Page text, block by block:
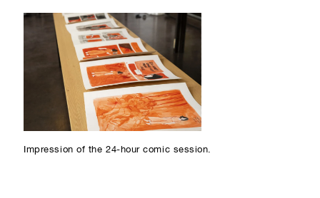
Impression of the 24-hour comic session.